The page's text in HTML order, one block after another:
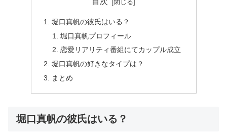
堀口真帆の彼氏はいる？
堀口真帆プロフィール
恋愛リアリティ番組にてカップル成立
堀口真帆の好きなタイプは？
まとめ
堀口真帆の彼氏はいる？